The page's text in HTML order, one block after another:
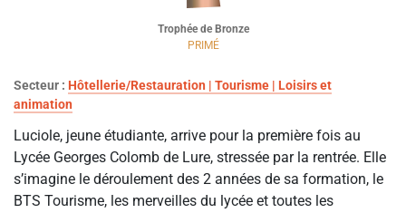
Trophée de Bronze
PRIMÉ
Secteur : Hôtellerie/Restauration | Tourisme | Loisirs et
animation
Luciole, jeune étudiante, arrive pour la première fois au
Lycée Georges Colomb de Lure, stressée par la rentrée. Elle
s’imagine le déroulement des 2 années de sa formation, le
BTS Tourisme, les merveilles du lycée et toutes les